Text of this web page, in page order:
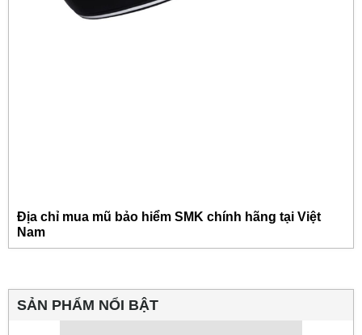
Địa chỉ mua mũ bảo hiểm SMK chính hãng tại Việt
Nam
SẢN PHẨM NỔI BẬT